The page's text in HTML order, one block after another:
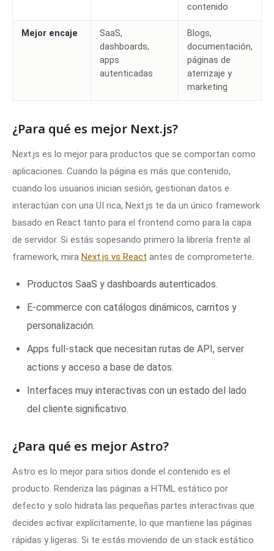
contenido
Mejor encaje
SaaS,
dashboards,
apps
autenticadas
Blogs,
documentación,
páginas de
aterrizaje y
marketing
¿Para qué es mejor Next.js?
Next.js es lo mejor para productos que se comportan como
aplicaciones. Cuando la página es más que contenido,
cuando los usuarios inician sesión, gestionan datos e
interactúan con una UI rica, Next.js te da un único framework
basado en React tanto para el frontend como para la capa
de servidor. Si estás sopesando primero la librería frente al
framework, mira Next.js vs React antes de comprometerte.
Productos SaaS y dashboards autenticados.
E-commerce con catálogos dinámicos, carritos y
personalización.
Apps full-stack que necesitan rutas de API, server
actions y acceso a base de datos.
Interfaces muy interactivas con un estado del lado
del cliente significativo.
¿Para qué es mejor Astro?
Astro es lo mejor para sitios donde el contenido es el
producto. Renderiza las páginas a HTML estático por
defecto y solo hidrata las pequeñas partes interactivas que
decides activar explícitamente, lo que mantiene las páginas
rápidas y ligeras. Si te estás moviendo de un stack estático